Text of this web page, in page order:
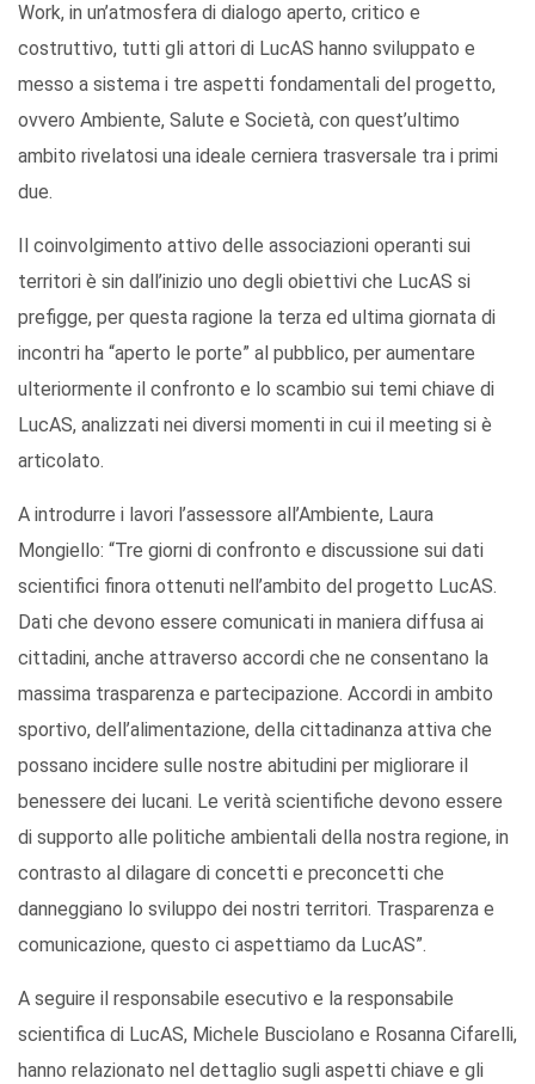
Work, in un’atmosfera di dialogo aperto, critico e
costruttivo, tutti gli attori di LucAS hanno sviluppato e
messo a sistema i tre aspetti fondamentali del progetto,
ovvero Ambiente, Salute e Società, con quest’ultimo
ambito rivelatosi una ideale cerniera trasversale tra i primi
due.
Il coinvolgimento attivo delle associazioni operanti sui
territori è sin dall’inizio uno degli obiettivi che LucAS si
prefigge, per questa ragione la terza ed ultima giornata di
incontri ha “aperto le porte” al pubblico, per aumentare
ulteriormente il confronto e lo scambio sui temi chiave di
LucAS, analizzati nei diversi momenti in cui il meeting si è
articolato.
A introdurre i lavori l’assessore all’Ambiente, Laura
Mongiello: “Tre giorni di confronto e discussione sui dati
scientifici finora ottenuti nell’ambito del progetto LucAS.
Dati che devono essere comunicati in maniera diffusa ai
cittadini, anche attraverso accordi che ne consentano la
massima trasparenza e partecipazione. Accordi in ambito
sportivo, dell’alimentazione, della cittadinanza attiva che
possano incidere sulle nostre abitudini per migliorare il
benessere dei lucani. Le verità scientifiche devono essere
di supporto alle politiche ambientali della nostra regione, in
contrasto al dilagare di concetti e preconcetti che
danneggiano lo sviluppo dei nostri territori. Trasparenza e
comunicazione, questo ci aspettiamo da LucAS”.
A seguire il responsabile esecutivo e la responsabile
scientifica di LucAS, Michele Busciolano e Rosanna Cifarelli,
hanno relazionato nel dettaglio sugli aspetti chiave e gli